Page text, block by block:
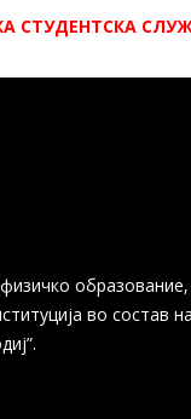
СТУДЕНТСКА
образование,
во состав